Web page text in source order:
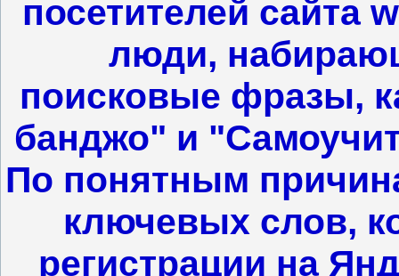
посетителей сайта
люди,
поисковые фразы,
банджо" и
По понятным
ключевых слов,
регистрации на